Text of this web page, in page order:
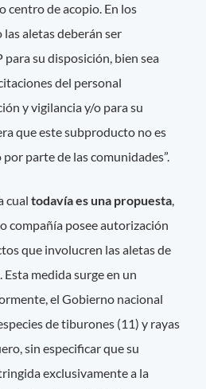
centro de acopio. En los
aletas deberán ser
su disposición, bien sea
del personal
y vigilancia y/o para su
que este subproducto no es
parte de las comunidades”.
cual todavía es una propuesta,
compañía posee autorización
que involucren las aletas de
medida surge en un
el Gobierno nacional
de tiburones (11) y rayas
sin especificar que su
exclusivamente a la